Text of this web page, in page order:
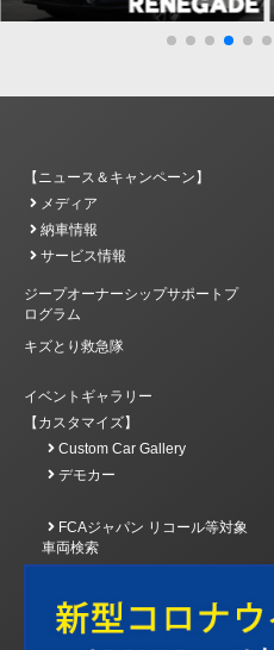
【ニュース＆キャンペーン】
メディア
納車情報
サービス情報
ジープオーナーシップサポートプ
ログラム
キズとり救急隊
イベントギャラリー
【カスタマイズ】
Custom Car Gallery
デモカー
FCAジャパン リコール等対象
車両検索